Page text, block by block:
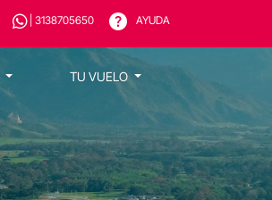
| 3138705650 AYUDA
TU VUELO